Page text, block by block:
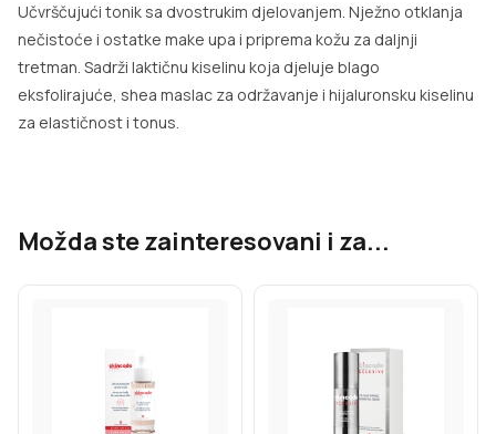
Učvrščujući tonik sa dvostrukim djelovanjem. Nježno otklanja
nečistoće i ostatke make upa i priprema kožu za daljnji
tretman. Sadrži laktičnu kiselinu koja djeluje blago
eksfolirajuće, shea maslac za održavanje i hijaluronsku kiselinu
za elastičnost i tonus.
Možda ste zainteresovani i za...